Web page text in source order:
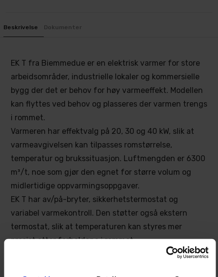
Beskrivelse Dokumenter
EK T fra Biemmedue er en elektrisk varmer for store
arbeidsområder, industrielle lokaler og kommersielle
bygg der det er behov for høy varmeeffekt. Modellen
kan flyttes ved behov og plasseres der varmen trengs
i rommet.
Varmeren har effektvalg på 20, 30 og 40 kW, slik at
varmeavgivelsen kan tilpasses romstørrelse,
temperatur og brukssituasjon. Luftmengden er 6300
m³/t, noe som gjør den egnet for større volum og
midlertidige oppvarmingsoppgaver.
EK T har av/på-bryter, sikkerhetstermostat og
variabel varmekontroll. Den støtter også ekstern
termostat, slik at temperaturen kan styres mer
presist etter forholdene i rommet.
Varmeren drives med 3-fase 400V strøm og bruker